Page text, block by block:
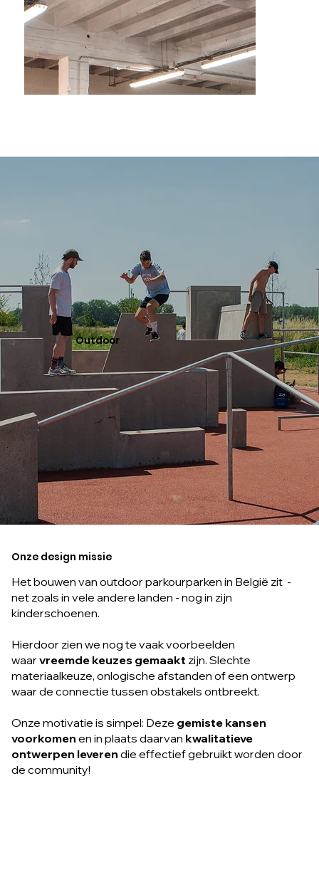
Outdoor
Onze design missie
Het bouwen van outdoor parkourparken in België zit -
net zoals in vele andere landen - nog in zijn
kinderschoenen.
Hierdoor zien we nog te vaak voorbeelden
waar vreemde keuzes gemaakt zijn. Slechte
materiaalkeuze, onlogische afstanden of een ontwerp
waar de connectie tussen obstakels ontbreekt.
Onze motivatie is simpel: Deze gemiste kansen
voorkomen en in plaats daarvan kwalitatieve
ontwerpen leveren die effectief gebruikt worden door
de community!